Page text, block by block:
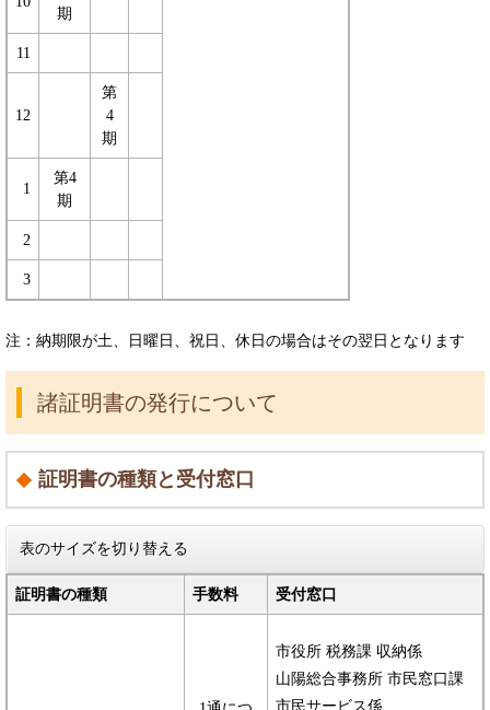
期
11
12
第
4
期
1
第4
期
2
3
注：納期限が土、日曜日、祝日、休日の場合はその翌日となります
諸証明書の発行について
証明書の種類と受付窓口
表のサイズを切り替える
証明書の種類 手数料 受付窓口
市役所 税務課 収納係
山陽総合事務所 市民窓口課
市民サービス係